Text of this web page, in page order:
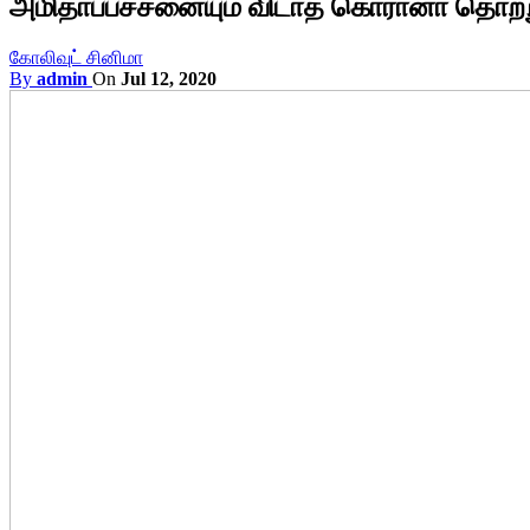
அமிதாப்பச்சனையும் விடாத கொரானா
கோலிவுட் சினிமா
By admin On Jul 12, 2020